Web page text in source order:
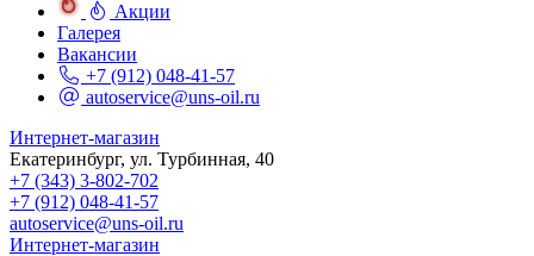
Акции
Галерея
Вакансии
+7 (912) 048-41-57
autoservice@uns-oil.ru
Интернет-магазин
Екатеринбург, ул. Турбинная, 40
+7 (343) 3-802-702
+7 (912) 048-41-57
autoservice@uns-oil.ru
Интернет-магазин